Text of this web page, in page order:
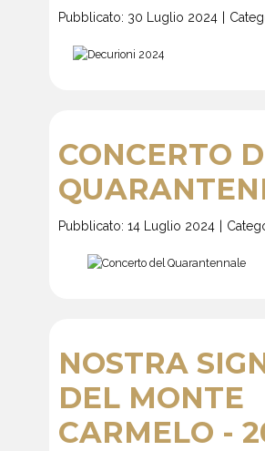
Pubblicato: 30 Luglio 2024
CONCERTO
Pubblicato: 14 Luglio 2024
NOSTRA
DEL MONTE
CARMELO -